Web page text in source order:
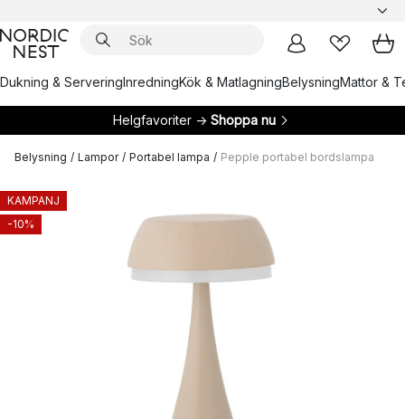
Dukning & ServeringInredningKök & MatlagningBelysningMattor &
Helgfavoriter → Shoppa nu
Belysning / Lampor / Portabel lampa / Pepple portabel bordslampa
KAMPANJ
-10%